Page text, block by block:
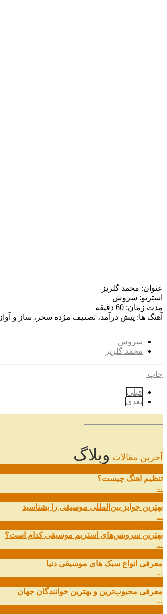
عنوان: محمد گلریز
استریو: سروش
مدت زمان: 60 دقیقه
آهنگ ها: پیش درآمد، تصنیف مژده سحر، ساز و
سروش
محمد گلریز
چاپ
قبلی
بعدی
آخرین مقالات وبلاگ
تنظیم آهنگ چیست؟
...
بهترین جوایز بین‌المللی موسیقی را بشناسید
...
بهترین سرویس‌های استریم موسیقی کدام است؟
...
معرفی انواع سبک های موسیقی دنیا
...
معرفی محبوب‌ترین و بهترین خوانندگان جهان
...